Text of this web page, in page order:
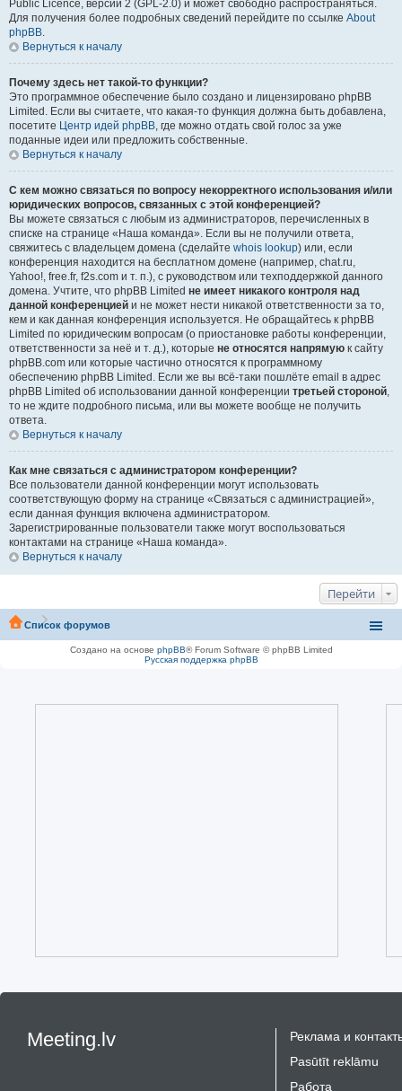
Public Licence, версии 2 (GPL-2.0) и может свободно распространяться.
Для получения более подробных сведений перейдите по ссылке About
phpBB.
Вернуться к началу
Почему здесь нет такой-то функции?
Это программное обеспечение было создано и лицензировано phpBB
Limited. Если вы считаете, что какая-то функция должна быть добавлена,
посетите Центр идей phpBB, где можно отдать свой голос за уже
поданные идеи или предложить собственные.
Вернуться к началу
С кем можно связаться по вопросу некорректного использования и/или
юридических вопросов, связанных с этой конференцией?
Вы можете связаться с любым из администраторов, перечисленных в
списке на странице «Наша команда». Если вы не получили ответа,
свяжитесь с владельцем домена (сделайте whois lookup) или, если
конференция находится на бесплатном домене (например, chat.ru,
Yahoo!, free.fr, f2s.com и т. п.), с руководством или техподдержкой данного
домена. Учтите, что phpBB Limited не имеет никакого контроля над
данной конференцией и не может нести никакой ответственности за то,
кем и как данная конференция используется. Не обращайтесь к phpBB
Limited по юридическим вопросам (о приостановке работы конференции,
ответственности за неё и т. д.), которые не относятся напрямую к сайту
phpBB.com или которые частично относятся к программному
обеспечению phpBB Limited. Если же вы всё-таки пошлёте email в адрес
phpBB Limited об использовании данной конференции третьей стороной,
то не ждите подробного письма, или вы можете вообще не получить
ответа.
Вернуться к началу
Как мне связаться с администратором конференции?
Все пользователи данной конференции могут использовать
соответствующую форму на странице «Связаться с администрацией»,
если данная функция включена администратором.
Зарегистрированные пользователи также могут воспользоваться
контактами на странице «Наша команда».
Вернуться к началу
Перейти
Список форумов
Создано на основе phpBB® Forum Software © phpBB Limited
Русская поддержка phpBB
Meeting.lv
Реклама и
Pasūtīt reklāmu
Работа